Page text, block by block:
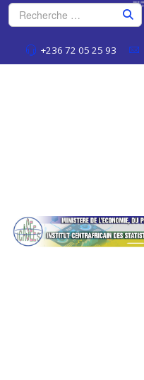
+236 72 05 25 93